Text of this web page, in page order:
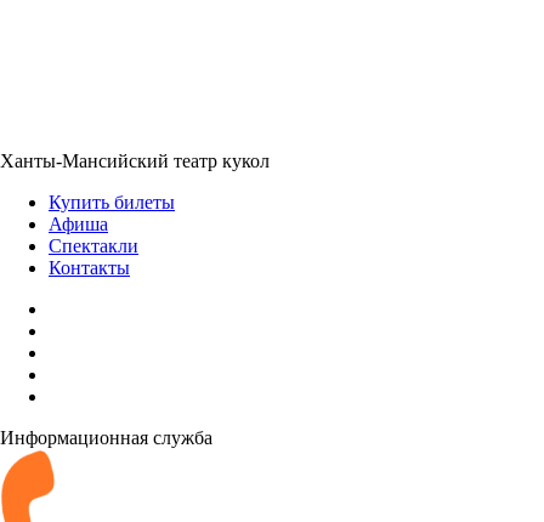
Ханты-Мансийский театр кукол
Купить билеты
Афиша
Спектакли
Контакты
Информационная служба